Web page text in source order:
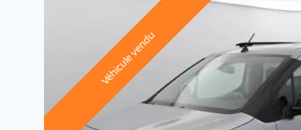
Véhicule vendu